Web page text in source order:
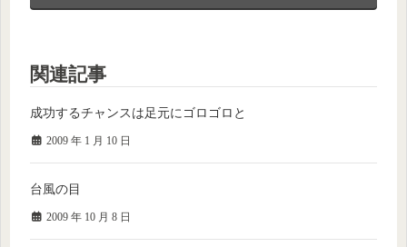
関連記事
成功するチャンスは足元にゴロゴロと
2009 年 1 月 10 日
台風の目
2009 年 10 月 8 日